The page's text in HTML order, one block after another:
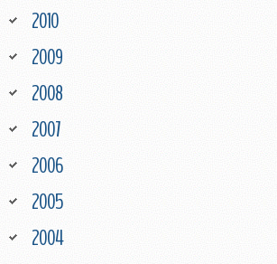
2010
2009
2008
2007
2006
2005
2004